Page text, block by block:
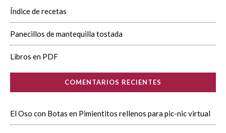
Índice de recetas
Panecillos de mantequilla tostada
Libros en PDF
COMENTARIOS RECIENTES
El Oso con Botas en Pimientitos rellenos para pic-nic virtual